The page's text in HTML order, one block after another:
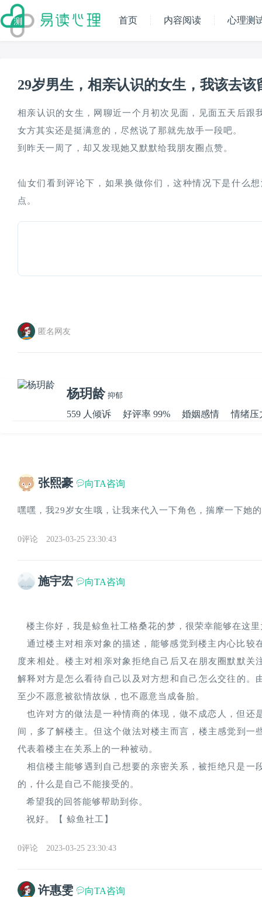
首页 内容阅读 心理测
29岁男生，相亲认识的女生，我该去该
相亲认识的女生，网聊近一个月初次见面，见面五天后
女方其实还是挺满意的，尽然说了那就先放手一段吧。
到昨天一周了，却又发现她又默默给我朋友圈点赞。
仙女们看到评论下，如果换做你们，这种情况下是什么
点。
匿名网友
杨玥龄 抑郁
559 人倾诉 好评率 99% 婚姻感情 情绪压
张熙豪 向TA咨询
嘿嘿，我29岁女生哦，让我来代入一下角色，揣摩一下她
0评论 2023-03-25 23:30:43
施宇宏 向TA咨询
楼主你好，我是鲸鱼社工格桑花的梦，很荣幸能够在这
度来相处。楼主对相亲对象拒绝自己后又在朋友圈默默
解释对方是怎么看待自己以及对方想和自己怎么交往的
至少不愿意被欲情故纵，也不愿意当成备胎。
间，多了解楼主。但这个做法对楼主而言，楼主感觉到
代表着楼主在关系上的一种被动。
的，什么是自己不能接受的。
   希望我的回答能够帮助到你。
   祝好。【 鲸鱼社工】
0评论 2023-03-25 23:30:43
许惠雯 向TA咨询